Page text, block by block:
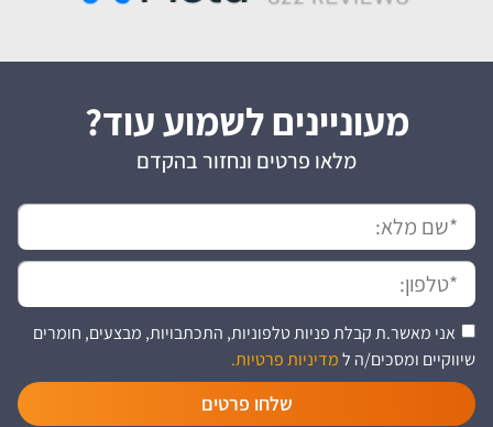
מעוניינים לשמוע עוד?
מלאו פרטים ונחזור בהקדם
אני מאשר.ת קבלת פניות טלפוניות, התכתבויות, מבצעים, חומרים
שיווקיים ומסכים/ה למדיניות פרטיות.
שלחו פרטים